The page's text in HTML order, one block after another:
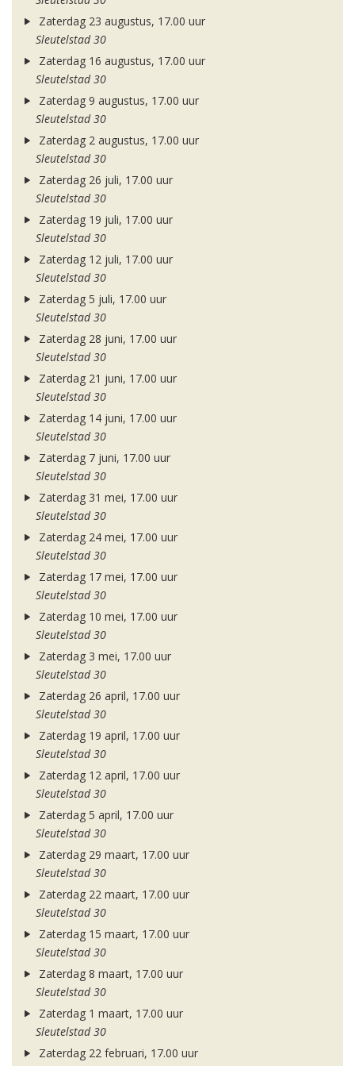
Zaterdag 23 augustus, 17.00 uur
Sleutelstad 30
Zaterdag 16 augustus, 17.00 uur
Sleutelstad 30
Zaterdag 9 augustus, 17.00 uur
Sleutelstad 30
Zaterdag 2 augustus, 17.00 uur
Sleutelstad 30
Zaterdag 26 juli, 17.00 uur
Sleutelstad 30
Zaterdag 19 juli, 17.00 uur
Sleutelstad 30
Zaterdag 12 juli, 17.00 uur
Sleutelstad 30
Zaterdag 5 juli, 17.00 uur
Sleutelstad 30
Zaterdag 28 juni, 17.00 uur
Sleutelstad 30
Zaterdag 21 juni, 17.00 uur
Sleutelstad 30
Zaterdag 14 juni, 17.00 uur
Sleutelstad 30
Zaterdag 7 juni, 17.00 uur
Sleutelstad 30
Zaterdag 31 mei, 17.00 uur
Sleutelstad 30
Zaterdag 24 mei, 17.00 uur
Sleutelstad 30
Zaterdag 17 mei, 17.00 uur
Sleutelstad 30
Zaterdag 10 mei, 17.00 uur
Sleutelstad 30
Zaterdag 3 mei, 17.00 uur
Sleutelstad 30
Zaterdag 26 april, 17.00 uur
Sleutelstad 30
Zaterdag 19 april, 17.00 uur
Sleutelstad 30
Zaterdag 12 april, 17.00 uur
Sleutelstad 30
Zaterdag 5 april, 17.00 uur
Sleutelstad 30
Zaterdag 29 maart, 17.00 uur
Sleutelstad 30
Zaterdag 22 maart, 17.00 uur
Sleutelstad 30
Zaterdag 15 maart, 17.00 uur
Sleutelstad 30
Zaterdag 8 maart, 17.00 uur
Sleutelstad 30
Zaterdag 1 maart, 17.00 uur
Sleutelstad 30
Zaterdag 22 februari, 17.00 uur